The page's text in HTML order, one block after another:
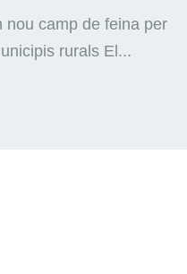
nou camp de feina per
rurals El...